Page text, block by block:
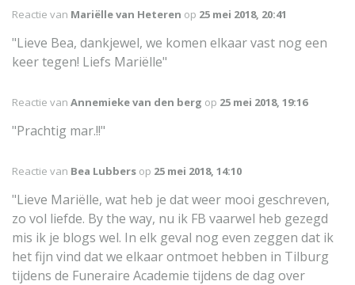
Reactie van Mariëlle van Heteren op 25 mei 2018, 20:41
"Lieve Bea, dankjewel, we komen elkaar vast nog een
keer tegen! Liefs Mariëlle"
Reactie van Annemieke van den berg op 25 mei 2018, 19:16
"Prachtig mar.!!"
Reactie van Bea Lubbers op 25 mei 2018, 14:10
"Lieve Mariëlle, wat heb je dat weer mooi geschreven,
zo vol liefde. By the way, nu ik FB vaarwel heb gezegd
mis ik je blogs wel. In elk geval nog even zeggen dat ik
het fijn vind dat we elkaar ontmoet hebben in Tilburg
tijdens de Funeraire Academie tijdens de dag over